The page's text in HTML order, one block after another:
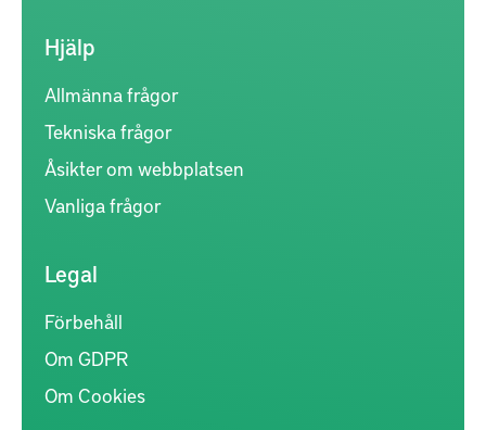
Hjälp
Allmänna frågor
Tekniska frågor
Åsikter om webbplatsen
Vanliga frågor
Legal
Förbehåll
Om GDPR
Om Cookies